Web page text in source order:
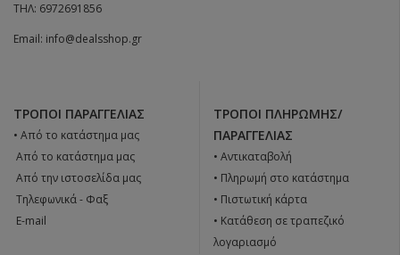
ΤΗΛ: 6972691856
Email: info@dealsshop.gr
ΤΡΌΠΟΙ ΠΑΡΑΓΓΕΛΊΑΣ
• Από το κατάστημα μας
 Από το κατάστημα μας
 Από την ιστοσελίδα μας
 Tηλεφωνικά - Φαξ
 E-mail
ΤΡΌΠΟΙ ΠΛΗΡΩΜΉΣ/
ΠΑΡΑΓΓΕΛΊΑΣ
• Αντικαταβολή
• Πληρωμή στο κατάστημα
• Πιστωτική κάρτα
• Κατάθεση σε τραπεζικό
λογαριασμό